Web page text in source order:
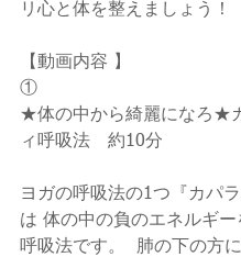
リ心と体を整えましょう！
【動画内容 】
①
★体の中から綺麗になろ★
ィ呼吸法　約10分
ヨガの呼吸法の1つ『カパラ
は 体の中の負のエネルギー
呼吸法です。  肺の下の方